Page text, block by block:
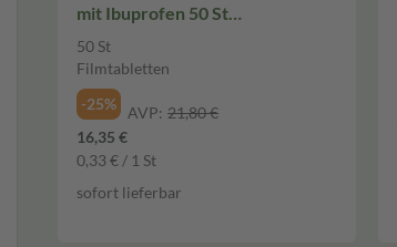
mit Ibuprofen 50 St
Filmtabletten
50 St
Filmtabletten
-25%
AVP: 21,80 €
16,35 €
0,33 € / 1 St
sofort lieferbar